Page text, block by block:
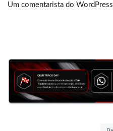
Um comentarista do WordPress